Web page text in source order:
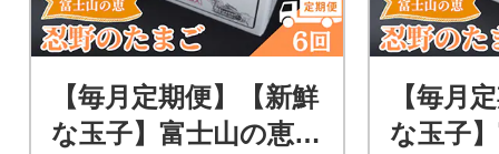
【毎月定期便】【新鮮
な玉子】富士山の恵
【毎月
な玉子